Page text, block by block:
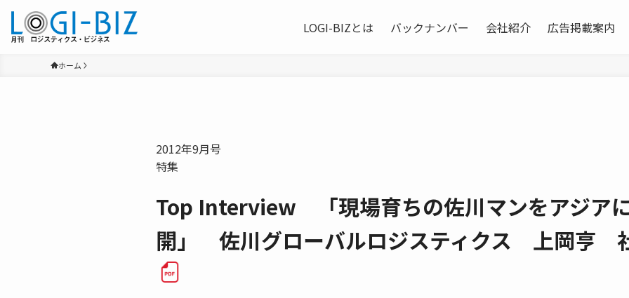
LOGI-BIZとは バックナンバー 会社紹介 広告掲載案内
ホーム
2012年9月号
特集
Top Interview 「現場育ちの佐川マンをアジア
開」 佐川グローバルロジスティクス 上岡亨